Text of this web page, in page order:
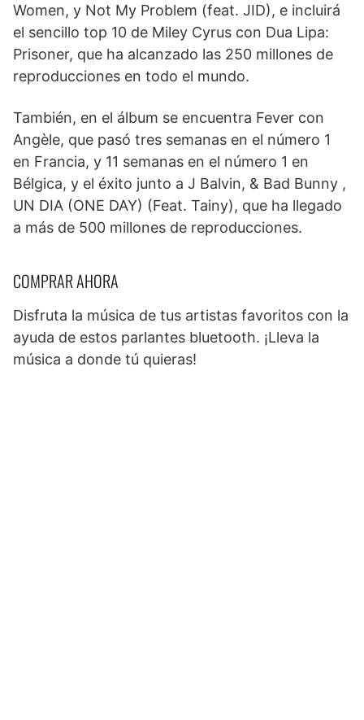
Women, y Not My Problem (feat. JID), e incluirá
el sencillo top 10 de Miley Cyrus con Dua Lipa:
Prisoner, que ha alcanzado las 250 millones de
reproducciones en todo el mundo.
También, en el álbum se encuentra Fever con
Angèle, que pasó tres semanas en el número 1
en Francia, y 11 semanas en el número 1 en
Bélgica, y el éxito junto a J Balvin, & Bad Bunny ,
UN DIA (ONE DAY) (Feat. Tainy), que ha llegado
a más de 500 millones de reproducciones.
COMPRAR AHORA
Disfruta la música de tus artistas favoritos con la
ayuda de estos parlantes bluetooth. ¡Lleva la
música a donde tú quieras!